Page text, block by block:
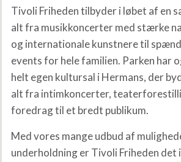
Tivoli Friheden tilbyder i løbet af en
alt fra musikkoncerter med stærke
og internationale kunstnere til
events for hele familien. Parken har
helt egen kultursal i Hermans, der
alt fra intimkoncerter,
foredrag til et bredt publikum.
Med vores mange udbud af
underholdning er Tivoli Friheden det